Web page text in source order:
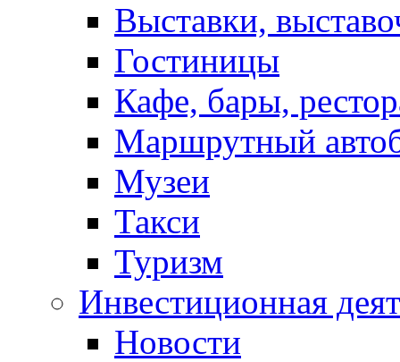
Выставки,
Гостиницы
Кафе, бары,
Маршрутный
Музеи
Такси
Туризм
Инвестиционная
Новости